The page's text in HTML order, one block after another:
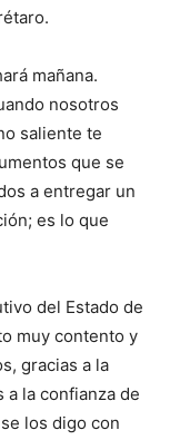
mañana.
nosotros
saliente te
que se
a entregar un
es lo que
del Estado de
muy contento y
gracias a la
a la confianza de
los digo con